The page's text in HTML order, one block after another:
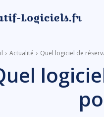
Actualité Quel logiciel de